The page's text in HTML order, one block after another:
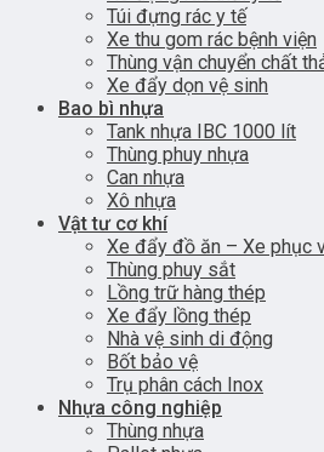
Túi đựng rác y tế
Xe thu gom rác bệnh viện
Thùng vận chuyển chất
Xe đẩy dọn vệ sinh
Bao bì nhựa
Tank nhựa IBC 1000 lít
Thùng phuy nhựa
Can nhựa
Xô nhựa
Vật tư cơ khí
Xe đẩy đồ ăn – Xe phục
Thùng phuy sắt
Lồng trữ hàng thép
Xe đẩy lồng thép
Nhà vệ sinh di động
Bốt bảo vệ
Trụ phân cách Inox
Nhựa công nghiệp
Thùng nhựa